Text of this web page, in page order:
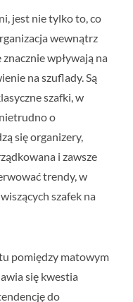
jest nie tylko to, co
wewnątrz
wpływają na
na szuflady. Są
szafki, w
o
się organizery,
i zawsze
trendy, w
szafek na
pomiędzy matowym
się kwestia
do